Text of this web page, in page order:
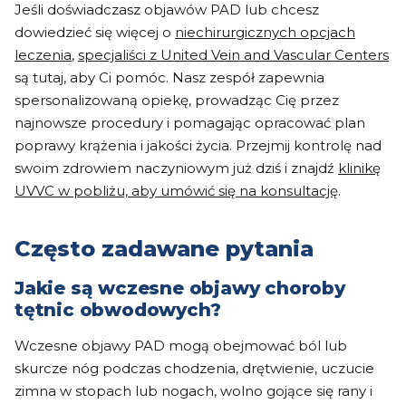
Jeśli doświadczasz objawów PAD lub chcesz
dowiedzieć się więcej o niechirurgicznych opcjach
leczenia, specjaliści z United Vein and Vascular Centers
są tutaj, aby Ci pomóc. Nasz zespół zapewnia
spersonalizowaną opiekę, prowadząc Cię przez
najnowsze procedury i pomagając opracować plan
poprawy krążenia i jakości życia. Przejmij kontrolę nad
swoim zdrowiem naczyniowym już dziś i znajdź klinikę
UVVC w pobliżu, aby umówić się na konsultację.
Często zadawane pytania
Jakie są wczesne objawy choroby
tętnic obwodowych?
Wczesne objawy PAD mogą obejmować ból lub
skurcze nóg podczas chodzenia, drętwienie, uczucie
zimna w stopach lub nogach, wolno gojące się rany i